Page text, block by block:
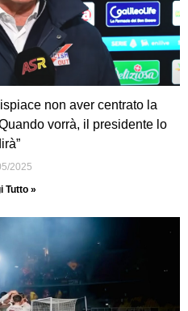
non aver centrato la
vorrà, il presidente lo
2025
Tutto »